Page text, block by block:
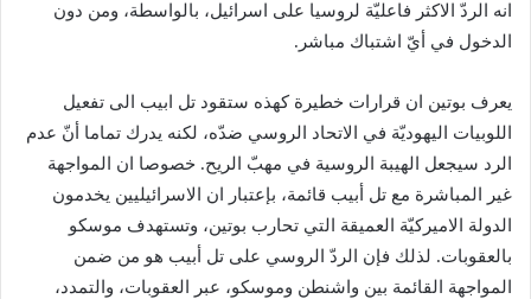
انه الردّ الاكثر فاعليّة لروسيا على اسرائيل، بالواسطة، ومن دون
الدخول في أيّ اشتباك مباشر.
يعرف بوتين ان قرارات خطيرة كهذه ستقود تل ابيب الى تفعيل
اللوبيات اليهوديّة في الاتحاد الروسي ضدّه، لكنه يدرك تماما أنّ عدم
الرد سيجعل الهيبة الروسية في مهبّ الريح. خصوصا ان المواجهة
غير المباشرة مع تل أبيب قائمة، بإعتبار ان الاسرائيليين يخدمون
الدولة الاميركيّة العميقة التي تحارب بوتين، وتستهدف موسكو
بالعقوبات. لذلك فإن الردّ الروسي على تل أبيب هو من ضمن
المواجهة القائمة بين واشنطن وموسكو، عبر العقوبات، والتمدد،